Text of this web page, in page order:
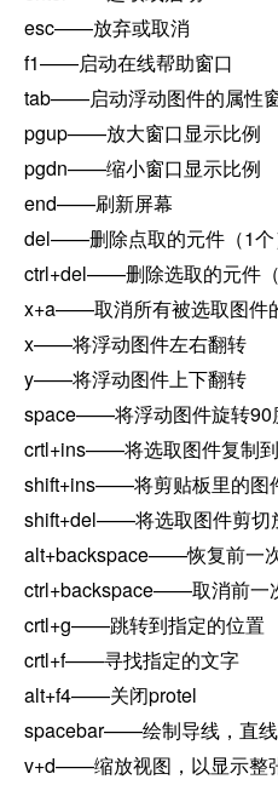
esc——放弃或取消
f1——启动在线帮助窗口
tab——启动浮动图件的属性
pgup——放大窗口显示比例
pgdn——缩小窗口显示比例
end——刷新屏幕
del——删除点取的元件（1个
ctrl+del——删除选取的元件（
x+a——取消所有被选取图件
x——将浮动图件左右翻转
y——将浮动图件上下翻转
space——将浮动图件旋转90
crtl+ins——将选取图件复制
shift+ins——将剪贴板里的图
shift+del——将选取图件剪切
alt+backspace——恢复前一
ctrl+backspace——取消前一
crtl+g——跳转到指定的位置
crtl+f——寻找指定的文字
alt+f4——关闭protel
spacebar——绘制导线，直
v+d——缩放视图，以显示整